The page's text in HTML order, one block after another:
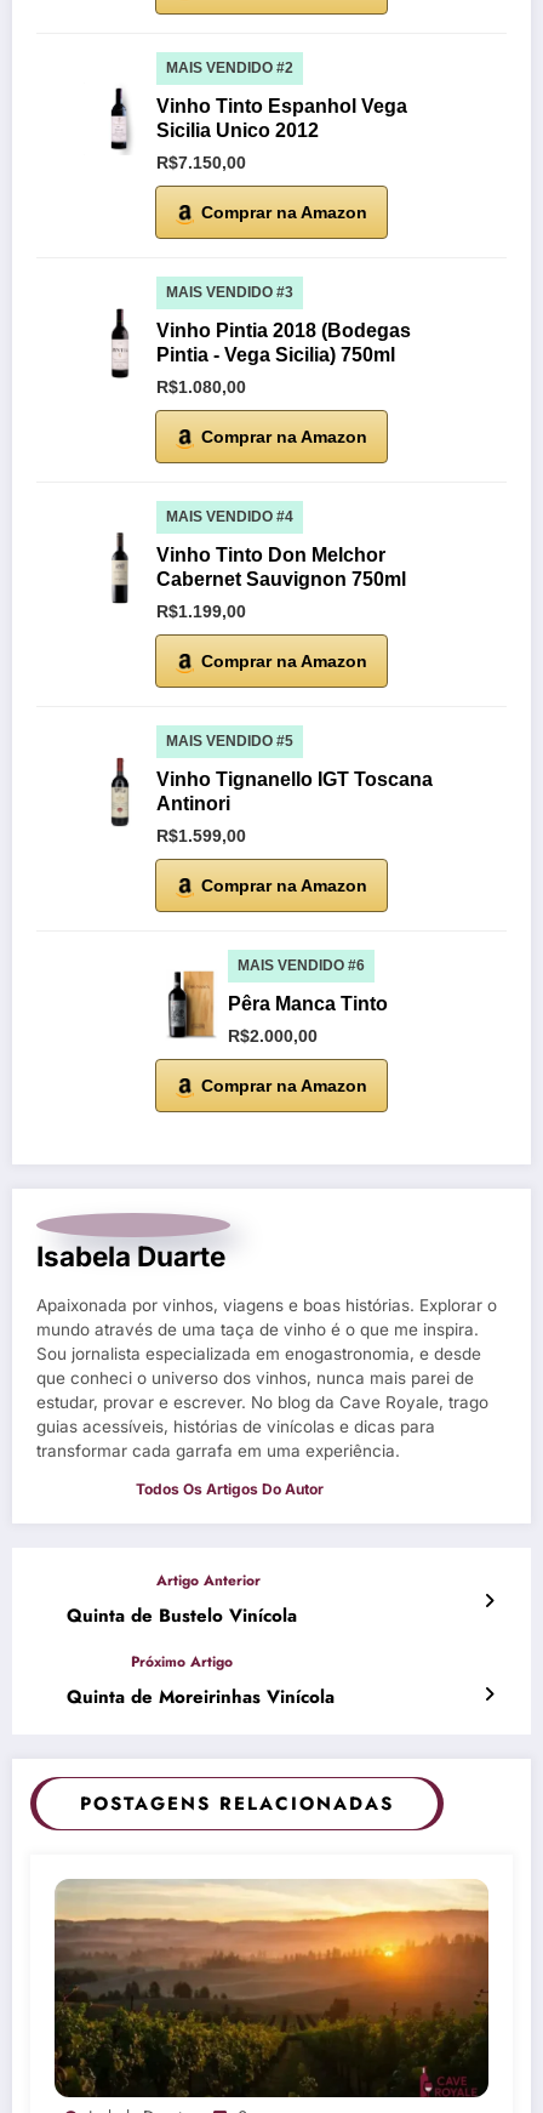
MAIS VENDIDO #2
Vinho Tinto Espanhol Vega
Sicilia Unico 2012
R$7.150,00
Comprar na Amazon
MAIS VENDIDO #3
Vinho Pintia 2018 (Bodegas
Pintia - Vega Sicilia) 750ml
R$1.080,00
Comprar na Amazon
MAIS VENDIDO #4
Vinho Tinto Don Melchor
Cabernet Sauvignon 750ml
R$1.199,00
Comprar na Amazon
MAIS VENDIDO #5
Vinho Tignanello IGT Toscana
Antinori
R$1.599,00
Comprar na Amazon
MAIS VENDIDO #6
Pêra Manca Tinto
R$2.000,00
Comprar na Amazon
Isabela Duarte
Apaixonada por vinhos, viagens e boas histórias. Explorar o
mundo através de uma taça de vinho é o que me inspira.
Sou jornalista especializada em enogastronomia, e desde
que conheci o universo dos vinhos, nunca mais parei de
estudar, provar e escrever. No blog da Cave Royale, trago
guias acessíveis, histórias de vinícolas e dicas para
transformar cada garrafa em uma experiência.
Quinta de Bustelo Vinícola
Quinta de Moreirinhas Vinícola
POSTAGENS RELACIONADAS